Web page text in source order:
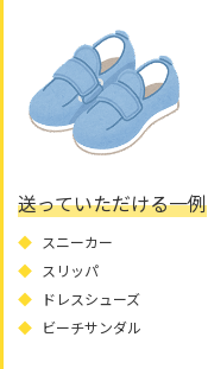
送っていただける一例
スニーカー
スリッパ
ドレスシューズ
ビーチサンダル